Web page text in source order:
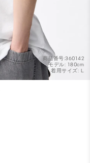
商品番号:360142
モデル: 180cm
着用サイズ: L